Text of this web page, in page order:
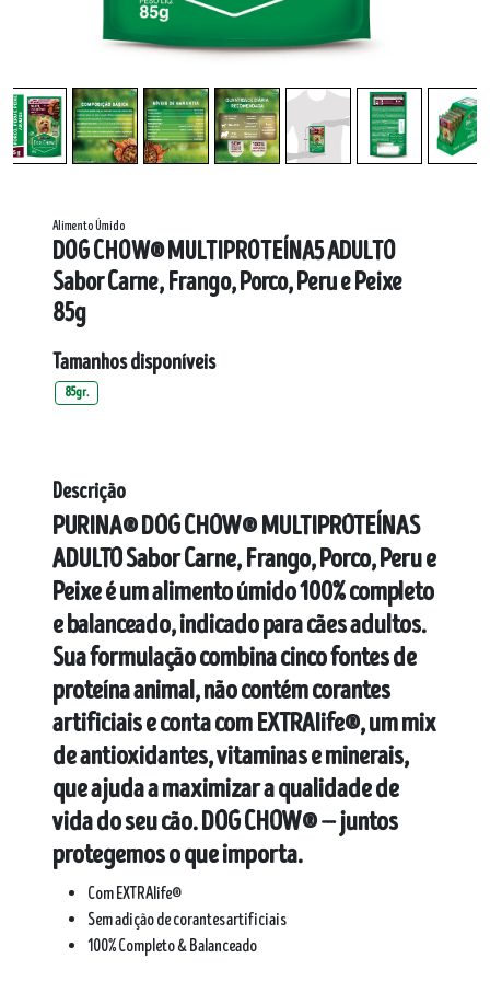
Alimento Úmido
DOG CHOW® MULTIPROTEÍNA5 ADULTO
Sabor Carne, Frango, Porco, Peru e Peixe
85g
Tamanhos disponíveis
85gr.
Descrição
PURINA® DOG CHOW® MULTIPROTEÍNAS
ADULTO Sabor Carne, Frango, Porco, Peru e
Peixe é um alimento úmido 100% completo
e balanceado, indicado para cães adultos.
Sua formulação combina cinco fontes de
proteína animal, não contém corantes
artificiais e conta com EXTRAlife®, um mix
de antioxidantes, vitaminas e minerais,
que ajuda a maximizar a qualidade de
vida do seu cão. DOG CHOW® — juntos
protegemos o que importa.
Com EXTRAlife®
Sem adição de corantes artificiais
100% Completo & Balanceado